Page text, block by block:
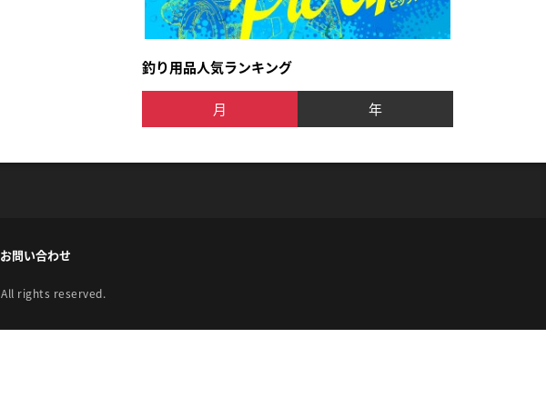
釣り用品人気ランキング
月 年
お問い合わせ
All rights reserved.